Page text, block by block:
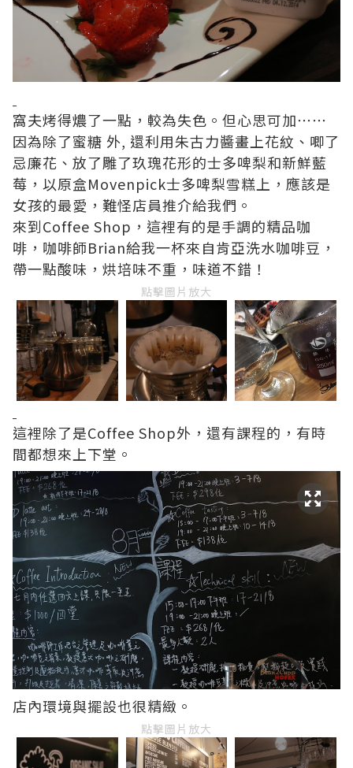
窩夫烤得燶了一點，較為失色。但心思可加⋯⋯
因為除了蜜糖 外, 還利用朱古力醬畫上花紋、唧了
忌廉花、放了雕了玖瑰花形的士多啤梨和新鮮藍
莓，以原盒Movenpick士多啤梨雪糕上，應該是
女孩的最愛，難怪店員推介給我們。
來到Coffee Shop，這裡有的是手調的精品咖
啡，咖啡師Brian給我一杯來自肯亞洗水咖啡豆，
帶一點酸味，烘培味不重，味道不錯！
點擊圖片放大
這裡除了是Coffee Shop外，還有課程的，有時
間都想來上下堂。
店內環境與擺設也很精緻。
點擊圖片放大